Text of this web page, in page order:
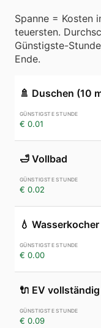
Spanne = Kosten
teuersten.
Günstigste-
Ende.
🚿 Duschen (10
€ 0.01
🛁 Vollbad
€ 0.02
💧 Wasserkocher
€ 0.00
🔌 EV
€ 0.09